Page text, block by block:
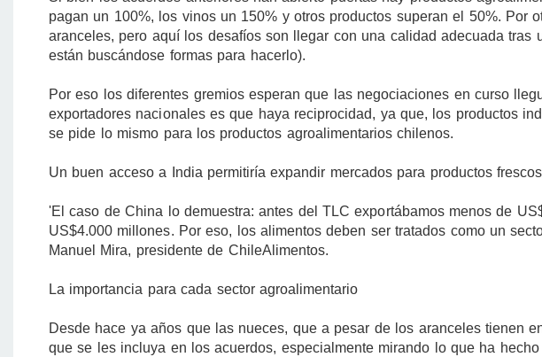
pagan un 100%, los vinos un 150% y otros productos superan el 50%. Por
aranceles, pero aquí los desafíos son llegar con una calidad adecuada tras
están buscándose formas para hacerlo).
Por eso los diferentes gremios esperan que las negociaciones en curso
exportadores nacionales es que haya reciprocidad, ya que, los productos
se pide lo mismo para los productos agroalimentarios chilenos.
Un buen acceso a India permitiría expandir mercados para productos
'El caso de China lo demuestra: antes del TLC exportábamos menos de
US$4.000 millones. Por eso, los alimentos deben ser tratados como un
Manuel Mira, presidente de ChileAlimentos.
La importancia para cada sector agroalimentario
Desde hace ya años que las nueces, que a pesar de los aranceles tienen
que se les incluya en los acuerdos, especialmente mirando lo que ha